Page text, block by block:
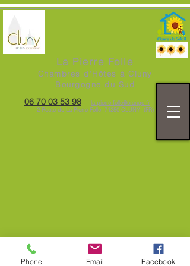
La Pierre Folle
Chambres d'Hôtes à Cluny
Bourgogne du Sud
06 70 03 53 98
la-pierre-folle@orange.fr
2 Route de La Pierre Folle 71250 CLUNY (FR)
Phone Email Facebook